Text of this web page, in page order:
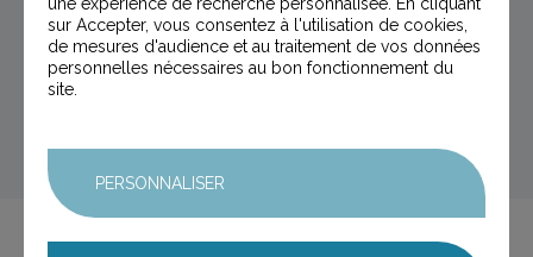
comprendront également, en plus des slogans
en droit d'auteur, les slogans enregistrés
comme marques à l'Inpi ou dans d'autres
organismes de propriété industrielle
sur Accepter, vous consentez à l'utilisation de cookies,
de mesures d'audience et au traitement de vos données
personnelles nécessaires au bon fonctionnement du
site.
PERSONNALISER